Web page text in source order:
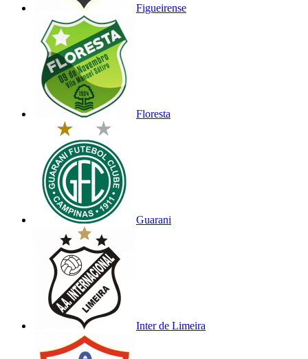
Figueirense
Floresta
Guarani
Inter de Limeira